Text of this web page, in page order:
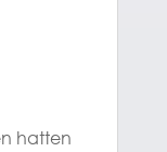
hatten